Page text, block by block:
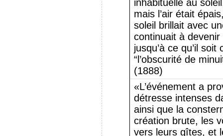
inhabituelle au
mais l’air était
soleil brillait avec
continuait à
jusqu’à ce qu’il
“l’obscurité de
(1888)
«L’événement a
détresse intenses
ainsi que la
création brute, les
vers leurs gîtes, et